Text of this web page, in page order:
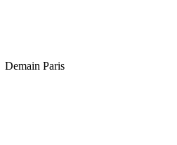
Demain Paris